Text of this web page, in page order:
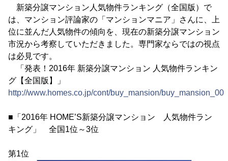
新築分譲マンション人気物件ランキング（全国版）で
は、マンション評論家の「マンションマニア」さんに、上
位に並んだ人気物件の傾向を、現在の新築分譲マンション
市況から考察していただきました。専門家ならではの視点
は必見です。
「発表！2016年 新築分譲マンション 人気物件ランキン
グ【全国版】」
http://www.homes.co.jp/cont/buy_mansion/
■「2016年 HOME’S新築分譲マンション 人気物件ラン
キング」 全国1位～3位
第1位